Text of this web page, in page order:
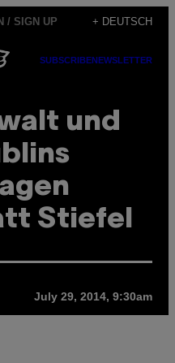
/ SIGN UP + DEUTSCH
SUBSCRIBENEWSLETTER
und
Stiefel
July 29, 2014, 9:30am